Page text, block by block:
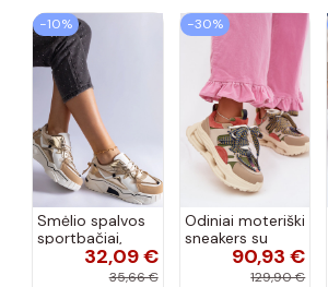
−10%
Smėlio spalvos
sportbačiai,
dekoruoti Valdez
cirkonio virvele
32,09 €
35,66 €
−30%
Odiniai moteriški
sneakers su
platforma D&A
CR61-3133
90,93 €
129,90 €